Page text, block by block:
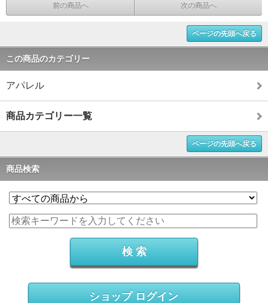
前の商品へ 次の商品へ
ページの先頭へ戻る
この商品のカテゴリー
アパレル
商品カテゴリー一覧
ページの先頭へ戻る
商品検索
ショップ ログイン